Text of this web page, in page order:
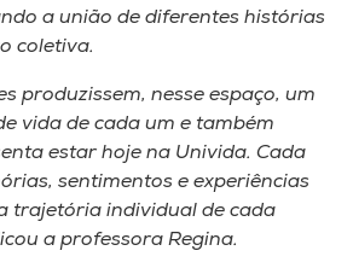
a união de diferentes histórias
coletiva.
produzissem, nesse espaço, um
vida de cada um e também
estar hoje na Univida. Cada
sentimentos e experiências
trajetória individual de cada
a professora Regina.